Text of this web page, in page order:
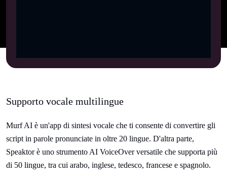
Supporto vocale multilingue
Murf AI è un'app di sintesi vocale che ti consente di convertire gli
script in parole pronunciate in oltre 20 lingue. D'altra parte,
Speaktor è uno strumento AI VoiceOver versatile che supporta più
di 50 lingue, tra cui arabo, inglese, tedesco, francese e spagnolo.